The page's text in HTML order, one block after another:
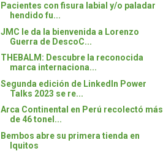
Pacientes con fisura labial y/o paladar
hendido fu...
JMC le da la bienvenida a Lorenzo
Guerra de DescoC...
THEBALM: Descubre la reconocida
marca internaciona...
Segunda edición de LinkedIn Power
Talks 2023 se re...
Arca Continental en Perú recolectó más
de 46 tonel...
Bembos abre su primera tienda en
Iquitos